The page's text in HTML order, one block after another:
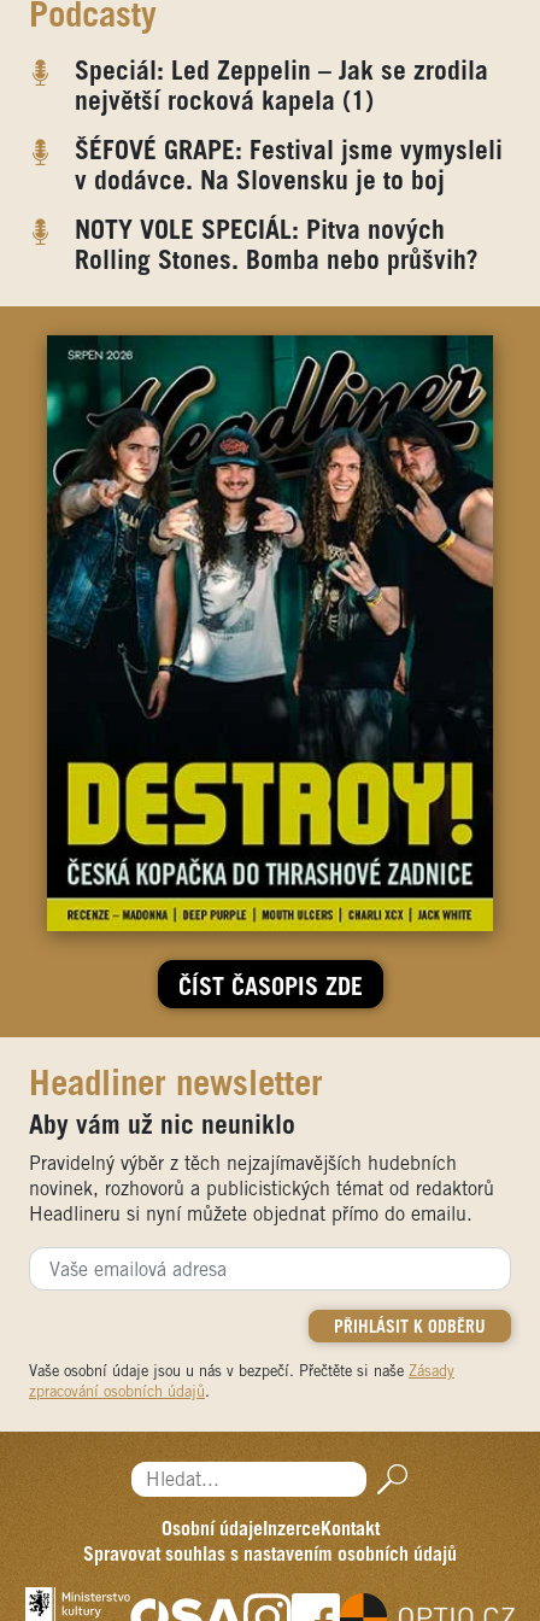
Podcasty
Speciál: Led Zeppelin – Jak se zrodila
největší rocková kapela (1)
ŠÉFOVÉ GRAPE: Festival jsme vymysleli
v dodávce. Na Slovensku je to boj
NOTY VOLE SPECIÁL: Pitva nových
Rolling Stones. Bomba nebo průšvih?
ČÍST ČASOPIS ZDE
Headliner newsletter
Aby vám už nic neuniklo
Pravidelný výběr z těch nejzajímavějších hudebních
novinek, rozhovorů a publicistických témat od redaktorů
Headlineru si nyní můžete objednat přímo do emailu.
Vaše osobní údaje jsou u nás v bezpečí. Přečtěte si naše Zásady
zpracování osobních údajů.
Hledat...
Osobní údajeInzerceKontakt
Spravovat souhlas s nastavením osobních údajů